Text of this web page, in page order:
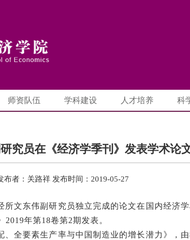
师资队伍 学科建设 人才培养 科
究员在《经济学季刊》发表学术论
布者：关路祥 发布时间：2019-05-27
所文东伟副研究员独立完成的论文在国内经济
年第18卷第2期发表。
、全要素生产率与中国制造业的增长潜力》，